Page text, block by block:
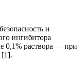
и
ингибитора
0,1% раствора — при
[1].